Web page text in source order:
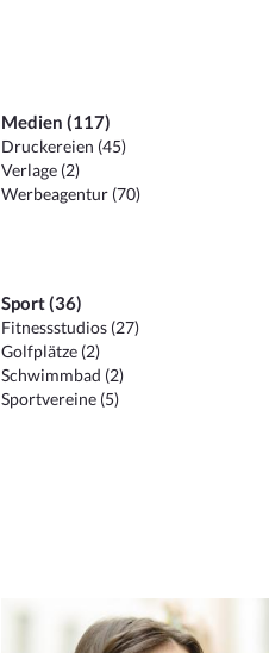
Medien (117)
Druckereien (45)
Verlage (2)
Werbeagentur (70)
Sport (36)
Fitnessstudios (27)
Golfplätze (2)
Schwimmbad (2)
Sportvereine (5)